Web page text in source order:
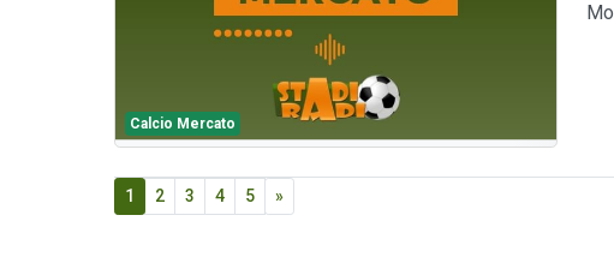
Calcio Mercato
1 2 3 4 5 »